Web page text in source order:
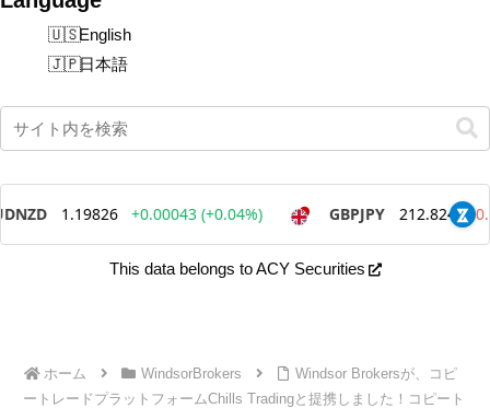
English
日本語
This data belongs to ACY Securities
ホーム WindsorBrokers
Windsor Brokersが、コピ
ートレードプラットフォームChills Tradingと提携しました！コピート